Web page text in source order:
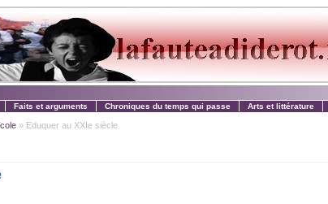
Faits et arguments Chroniques du temps qui passe Arts et littérature
» Eduquer au XXIe siècle